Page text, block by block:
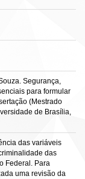
Segurança,
para formular
(Mestrado
de Brasília,
das variáveis
das
Federal. Para
uma revisão da